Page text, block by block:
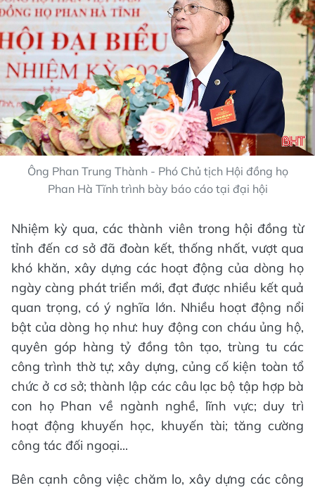
Ông Phan Trung Thành - Phó Chủ tịch Hội đồng họ
Phan Hà Tĩnh trình bày báo cáo tại đại hội
Nhiệm kỳ qua, các thành viên trong hội đồng từ
tỉnh đến cơ sở đã đoàn kết, thống nhất, vượt qua
khó khăn, xây dựng các hoạt động của dòng họ
ngày càng phát triển mới, đạt được nhiều kết quả
quan trọng, có ý nghĩa lớn. Nhiều hoạt động nổi
bật của dòng họ như: huy động con cháu ủng hộ,
quyên góp hàng tỷ đồng tôn tạo, trùng tu các
công trình thờ tự; xây dựng, củng cố kiện toàn tổ
chức ở cơ sở; thành lập các câu lạc bộ tập hợp bà
con họ Phan về ngành nghề, lĩnh vực; duy trì
hoạt động khuyến học, khuyến tài; tăng cường
công tác đối ngoại...
Bên cạnh công việc chăm lo, xây dựng các công